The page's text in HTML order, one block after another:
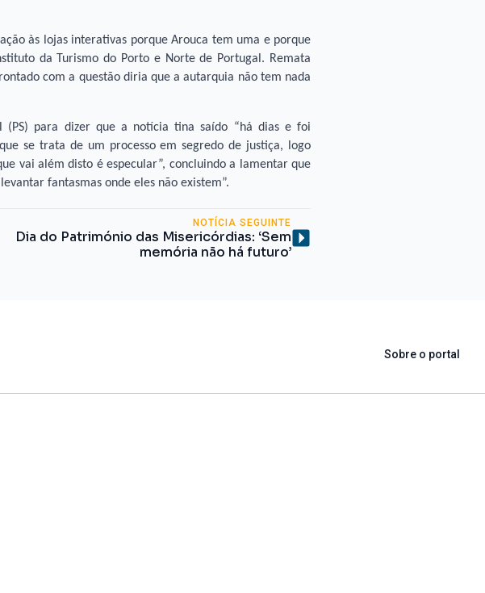
às lojas interativas porque Arouca tem uma e porque
da Turismo do Porto e Norte de Portugal. Remata
com a questão diria que a autarquia não tem nada
(PS) para dizer que a notícia tina saído “há dias e foi
se trata de um processo em segredo de justiça, logo
vai além disto é especular”, concluindo a lamentar que
fantasmas onde eles não existem”.
NOTÍCIA SEGUINTE
Dia do Património das Misericórdias: ‘Sem
memória não há futuro’
Sobre o portal